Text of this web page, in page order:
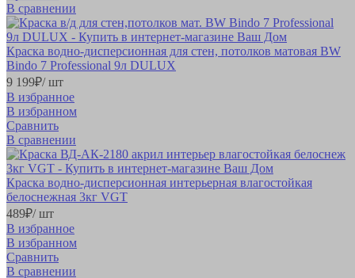
В сравнении
Краска водно-дисперсионная для стен, потолков матовая BW
Bindo 7 Professional 9л DULUX
9 199₽/ шт
В избранное
В избранном
Сравнить
В сравнении
Краска водно-дисперсионная интерьерная влагостойкая
белоснежная 3кг VGT
489₽/ шт
В избранное
В избранном
Сравнить
В сравнении